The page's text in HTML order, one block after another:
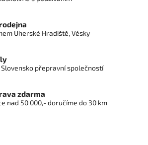
Uherské Hradiště, Vésky
přepravní společností
zdarma
nad 50 000,- doručíme do 30 km